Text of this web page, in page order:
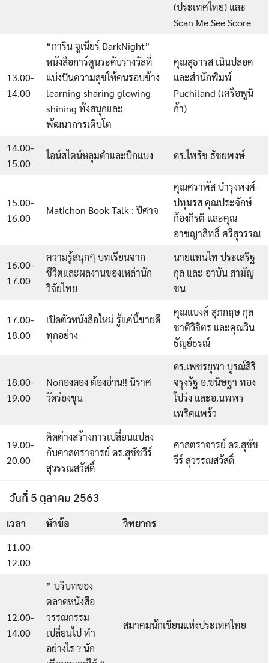
(ประเทศไทย) และ
Scan Me See Score
13.00-
14.00
“การิน จูเนียร์ DarkNight”
หนังสือการ์ตูนระดับรางวัลที่
แบ่งปันความสุขให้คนรอบข้าง
learning sharing glowing
shining ทั้งสนุกและ
พัฒนาการเติบโต
คุณสุธารส เนินปลอด
และสำนักพิมพ์
Puchiland (เครือพูนิ
ก้า)
14.00-
15.00
ไอน์สไตน์หลุมดำและบิกแบง ดร.ไพรัช ธัชยพงษ์
15.00-
16.00
Matichon Book Talk : ปีศาจ
คุณศราพัส บำรุงพงศ์-
ปทุมรส คุณประจักษ์
ก้องกีรติ และคุณ
อาชญาสิทธิ์ ศรีสุวรรณ
16.00-
17.00
ความรู้สนุกๆ บทเรียนจาก
ชีวิตและผลงานของเหล่านัก
วิจัยไทย
นายแทนไท ประเสริฐ
กุล และ อาบัน สามัญ
ชน
17.00-
18.00
เปิดตัวหนังสือใหม่ รู้แค่นี้ขายดี
ทุกอย่าง
คุณแบงค์ สุภกฤษ กุล
ชาติวิจิตร และคุณวิน
ธัญย์ธรณ์
18.00-
19.00
Noกองดอง ต้องอ่าน!! นิราศ
วัดร่องขุน
ดร.เพชรยุพา บูรณ์สิริ
จรุงรัฐ อ.ขนิษฐา ทอง
โปร่ง และอ.นพพร
เพริศแพร้ว
19.00-
20.00
คิดต่างสร้างการเปลี่ยนแปลง
กับศาสตราจารย์ ดร.สุชัชวีร์
สุวรรณสวัสดิ์
ศาสตราจารย์ ดร.สุชัช
วีร์ สุวรรณสวัสดิ์
วันที่ 5 ตุลาคม 2563
เวลา หัวข้อ
วิทยากร
11.00-
12.00
12.00-
14.00
” บริบทของ
ตลาดหนังสือ
วรรณกรรม
เปลี่ยนไป ทำ
อย่างไร ? นัก
สมาคมนักเขียนแห่งประเทศไทย